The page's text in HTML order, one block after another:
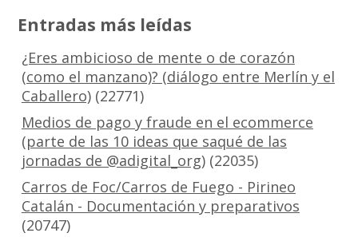
Entradas más leídas
¿Eres ambicioso de mente o de corazón
(como el manzano)? (diálogo entre Merlín y el
Caballero)(22771)
Medios de pago y fraude en el ecommerce
(parte de las 10 ideas que saqué de las
jornadas de @adigital_org)(22035)
Carros de Foc/Carros de Fuego - Pirineo
Catalán - Documentación y preparativos
(20747)